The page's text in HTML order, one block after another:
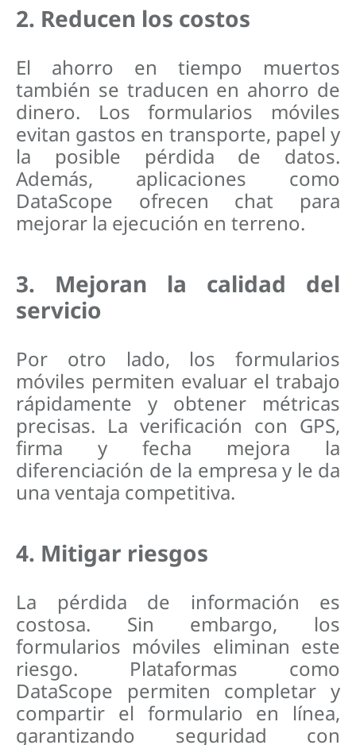
2. Reducen los costos
El ahorro en tiempo muertos
también se traducen en ahorro de
dinero. Los formularios móviles
evitan gastos en transporte, papel y
la posible pérdida de datos.
Además, aplicaciones como
DataScope ofrecen chat para
mejorar la ejecución en terreno.
3. Mejoran la calidad del
servicio
Por otro lado, los formularios
móviles permiten evaluar el trabajo
rápidamente y obtener métricas
precisas. La verificación con GPS,
firma y fecha mejora la
diferenciación de la empresa y le da
una ventaja competitiva.
4. Mitigar riesgos
La pérdida de información es
costosa. Sin embargo, los
formularios móviles eliminan este
riesgo. Plataformas como
DataScope permiten completar y
compartir el formulario en línea,
garantizando seguridad con